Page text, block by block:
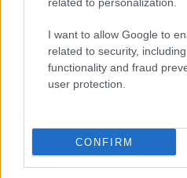
I want to allow Google to
related to security,
functionality and fraud
user protection.
CONFIRM
Ανεμοι: Βόρειοι
Θερμοκρασία: Από 20
βαθμούς Κελσίου.
Καιρός: Γενικά αίθριος.
Ανεμοι: Μεταβλητοί
το μεσημέρι νοτίων